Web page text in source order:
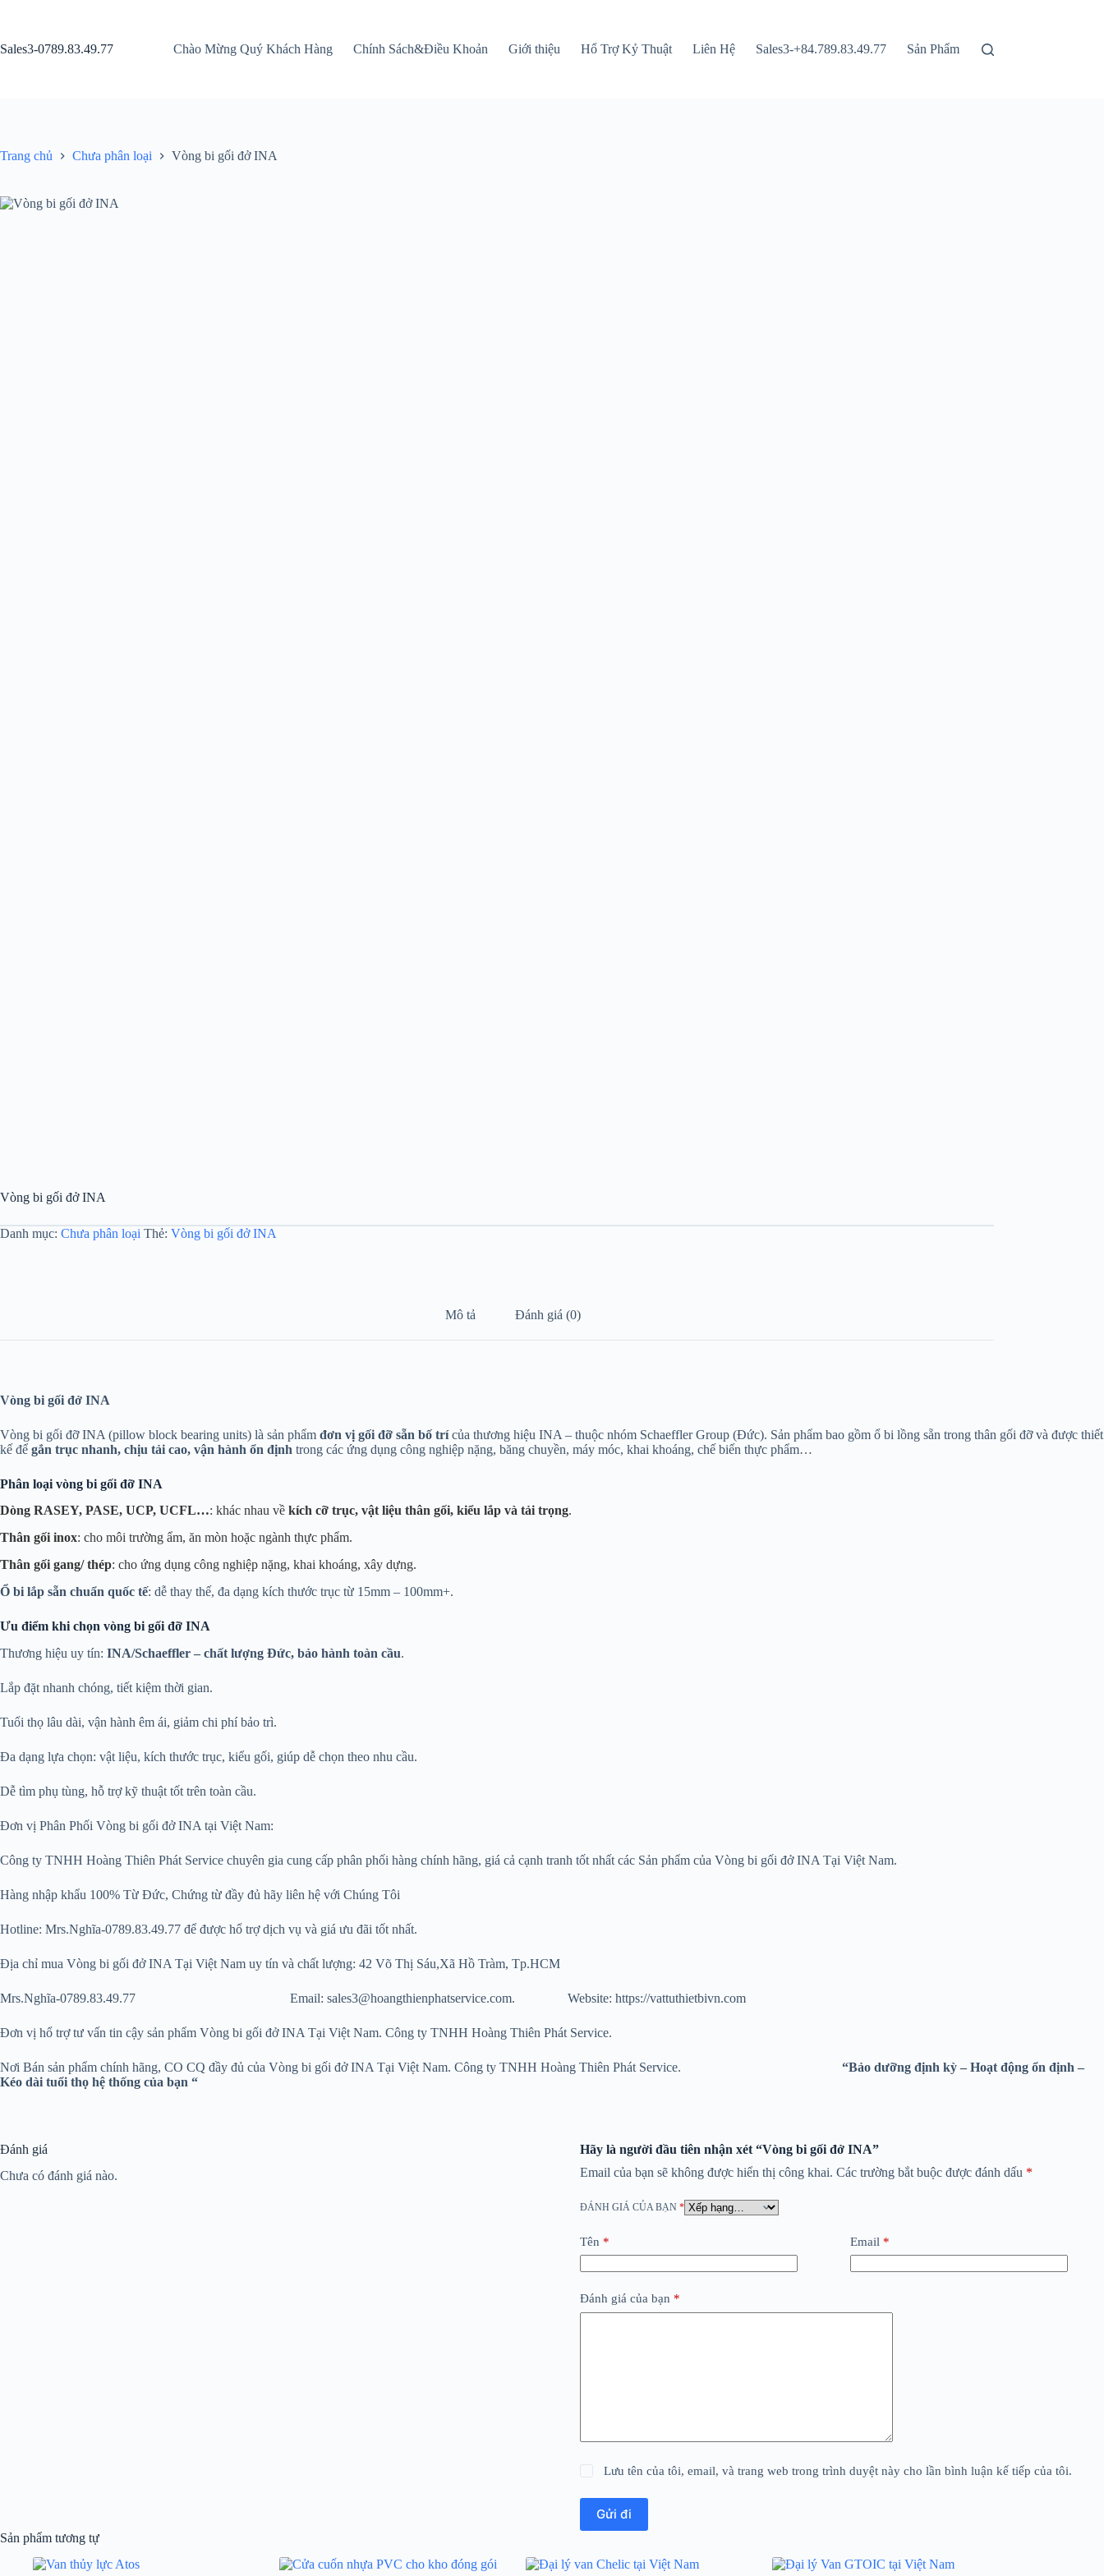
nội
Sales3-0789.83.49.77 Chào Mừng Quý Khách Hàng Chính Sách&Điều Khoản Giới thiệu Hổ Trợ Kỷ Thuật Liên Hệ Sales3-+84.789.83.49.77 Sản Phẩm
Trang chủ Chưa phân loại Vòng bi gối đở INA
Vòng bi gối đở INA
Danh mục: Chưa phân loại Thẻ: Vòng bi gối đở INA
Mô tả Đánh giá (0)
Vòng bi gối đở INA
Vòng bi gối đỡ INA (pillow block bearing units) là sản phẩm đơn vị gối đỡ sẵn bố trícủa thương hiệu INA – thuộc nhóm Schaeffler Group (Đức). Sản phẩm bao gồm ổ bi lồng sẵn trong thân gối đỡ và được thiết
kế để gắn trục nhanh, chịu tải cao, vận hành ổn định trong các ứng dụng công nghiệp nặng, băng chuyền, máy móc, khai khoáng, chế biến thực phẩm…
Phân loại vòng bi gối đỡ INA
Dòng RASEY, PASE, UCP, UCFL…: khác nhau về kích cỡ trục, vật liệu thân gối, kiểu lắp và tải trọng.
Thân gối inox: cho môi trường ẩm, ăn mòn hoặc ngành thực phẩm.
Thân gối gang/ thép: cho ứng dụng công nghiệp nặng, khai khoáng, xây dựng.
Ổ bi lắp sẵn chuẩn quốc tế: dễ thay thế, đa dạng kích thước trục từ 15mm – 100mm+.
Ưu điểm khi chọn vòng bi gối đỡ INA
Thương hiệu uy tín: INA/Schaeffler – chất lượng Đức, bảo hành toàn cầu.
Lắp đặt nhanh chóng, tiết kiệm thời gian.
Tuổi thọ lâu dài, vận hành êm ái, giảm chi phí bảo trì.
Đa dạng lựa chọn: vật liệu, kích thước trục, kiểu gối, giúp dễ chọn theo nhu cầu.
Dễ tìm phụ tùng, hỗ trợ kỹ thuật tốt trên toàn cầu.
Đơn vị Phân Phối Vòng bi gối đở INA tại Việt Nam:
Công ty TNHH Hoàng Thiên Phát Service chuyên gia cung cấp phân phối hàng chính hãng, giá cả cạnh tranh tốt nhất các Sản phẩm của Vòng bi gối đở INA Tại Việt Nam.
Hàng nhập khẩu 100% Từ Đức, Chứng từ đầy đủ hãy liên hệ với Chúng Tôi
Hotline: Mrs.Nghĩa-0789.83.49.77 để được hổ trợ dịch vụ và giá ưu đãi tốt nhất.
Địa chỉ mua Vòng bi gối đở INA Tại Việt Nam uy tín và chất lượng: 42 Võ Thị Sáu,Xã Hồ Tràm, Tp.HCM
Mrs.Nghĩa-0789.83.49.77 Email: sales3@hoangthienphatservice.com. Website: https://vattuthietbivn.com
Đơn vị hổ trợ tư vấn tin cậy sản phẩm Vòng bi gối đở INA Tại Việt Nam. Công ty TNHH Hoàng Thiên Phát Service.
Nơi Bán sản phẩm chính hãng, CO CQ đầy đủ của Vòng bi gối đở INA Tại Việt Nam. Công ty TNHH Hoàng Thiên Phát Service.
“Bảo dưỡng định kỳ – Hoạt động ổn định –
Kéo dài tuổi thọ hệ thống của bạn “
Đánh giá
Chưa có đánh giá nào.
Hãy là người đầu tiên nhận xét “Vòng bi gối đở INA”
Email của bạn sẽ không được hiển thị công khai. Các trường bắt buộc được đánh dấu *
ĐÁNH GIÁ CỦA BẠN *
Tên * Email *
Đánh giá của bạn *
Lưu tên của tôi, email, và trang web trong trình duyệt này cho lần bình luận kế tiếp của tôi.
Gửi đi
Sản phẩm tương tự